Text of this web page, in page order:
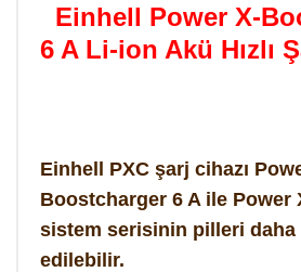
Einhell Power X-
6 A Li-ion Akü Hızlı
Einhell PXC şarj cihazı
Boostcharger 6 A ile Power
sistem serisinin pilleri daha
edilebilir.